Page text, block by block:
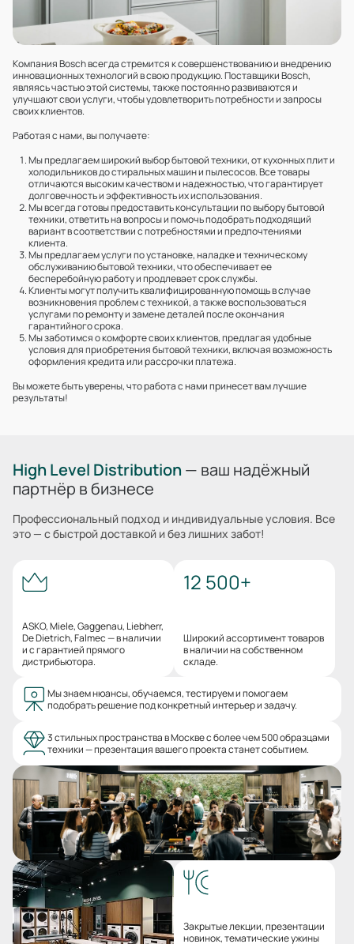
Компания Bosch всегда стремится к совершенствованию и внедрению
инновационных технологий в свою продукцию. Поставщики Bosch,
являясь частью этой системы, также постоянно развиваются и
улучшают свои услуги, чтобы удовлетворить потребности и запросы
своих клиентов.
Работая с нами, вы получаете:
Мы предлагаем широкий выбор бытовой техники, от кухонных плит и
холодильников до стиральных машин и пылесосов. Все товары
отличаются высоким качеством и надежностью, что гарантирует
долговечность и эффективность их использования.
Мы всегда готовы предоставить консультации по выбору бытовой
техники, ответить на вопросы и помочь подобрать подходящий
вариант в соответствии с потребностями и предпочтениями
клиента.
Мы предлагаем услуги по установке, наладке и техническому
обслуживанию бытовой техники, что обеспечивает ее
бесперебойную работу и продлевает срок службы.
Клиенты могут получить квалифицированную помощь в случае
возникновения проблем с техникой, а также воспользоваться
услугами по ремонту и замене деталей после окончания
гарантийного срока.
Мы заботимся о комфорте своих клиентов, предлагая удобные
условия для приобретения бытовой техники, включая возможность
оформления кредита или рассрочки платежа.
Вы можете быть уверены, что работа с нами принесет вам лучшие
результаты!
High Level Distribution — ваш надёжный
партнёр в бизнесе
Профессиональный подход и индивидуальные условия. Все
это — с быстрой доставкой и без лишних забот!
ASKO, Miele, Gaggenau, Liebherr,
De Dietrich, Falmec — в наличии
и с гарантией прямого
дистрибьютора.
12 500+
Широкий ассортимент товаров
в наличии на собственном
складе.
Мы знаем нюансы, обучаемся, тестируем и помогаем
подобрать решение под конкретный интерьер и задачу.
3 стильных пространства в Москве с более чем 500 образцами
техники — презентация вашего проекта станет событием.
Закрытые лекции, презентации
новинок, тематические ужины